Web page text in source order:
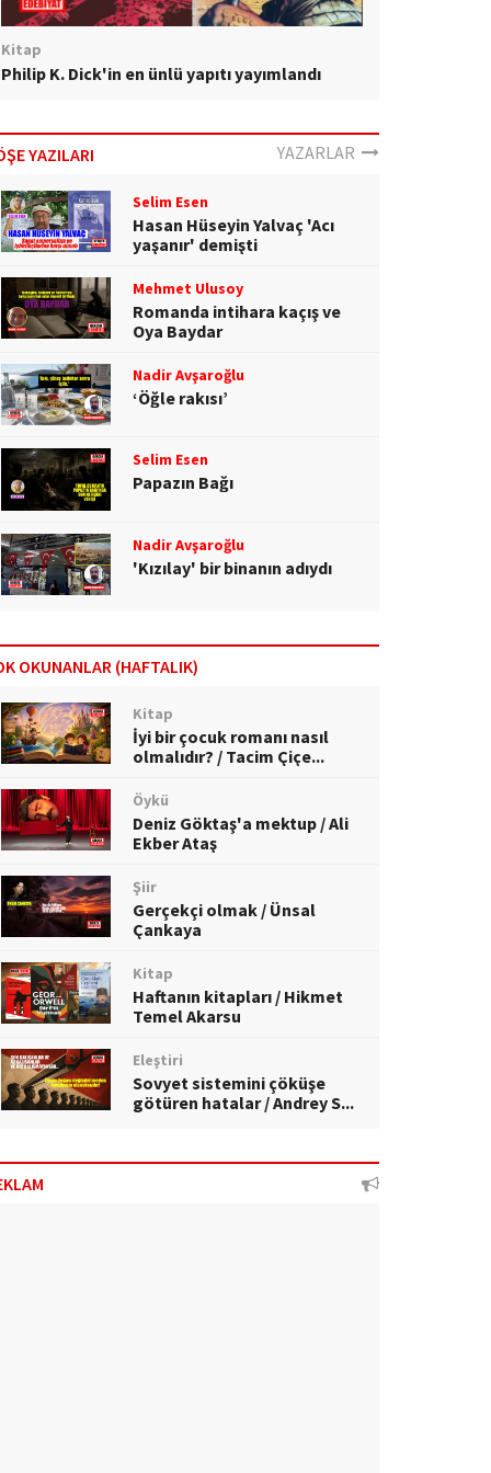
Kitap
Philip K. Dick'in en ünlü yapıtı yayımlandı
YAZILARI YAZARLAR
Selim Esen
Hasan Hüseyin Yalvaç 'Acı
yaşanır' demişti
Mehmet Ulusoy
Romanda intihara kaçış ve
Oya Baydar
Nadir Avşaroğlu
‘Öğle rakısı’
Selim Esen
Papazın Bağı
Nadir Avşaroğlu
'Kızılay' bir binanın adıydı
OKUNANLAR (HAFTALIK)
Kitap
İyi bir çocuk romanı nasıl
olmalıdır? / Tacim Çiçe...
Öykü
Deniz Göktaş'a mektup / Ali
Ekber Ataş
Şiir
Gerçekçi olmak / Ünsal
Çankaya
Kitap
Haftanın kitapları / Hikmet
Temel Akarsu
Eleştiri
Sovyet sistemini çöküşe
götüren hatalar / Andrey S...